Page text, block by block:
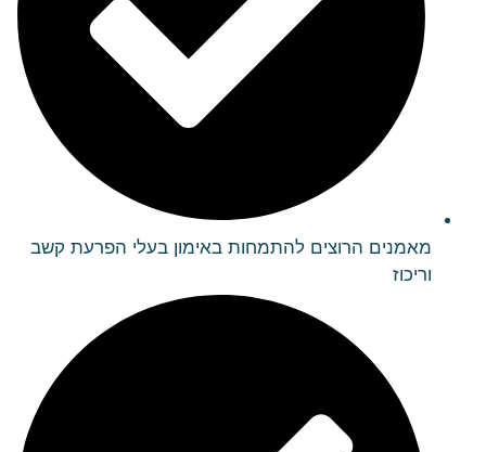
מאמנים הרוצים להתמחות באימון בעלי הפרעת קשב
וריכוז